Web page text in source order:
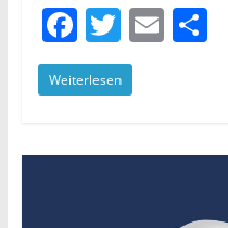
F
a
c
b
T
w
itt
E T
Weiterlesen